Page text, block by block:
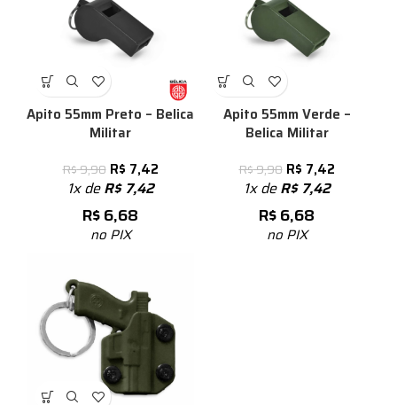
Apito 55mm Preto – Belica
Militar
R$9,90 R$ 7,42
1x deR$7,42
R$6,68
no PIX
Apito 55mm Verde –
Belica Militar
R$9,90 R$ 7,42
1x deR$7,42
R$6,68
no PIX